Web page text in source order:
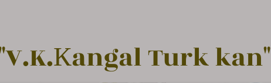
Turk kan"